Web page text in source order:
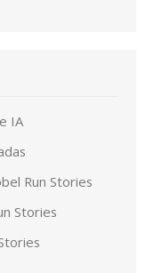
IA
Run Stories
Stories